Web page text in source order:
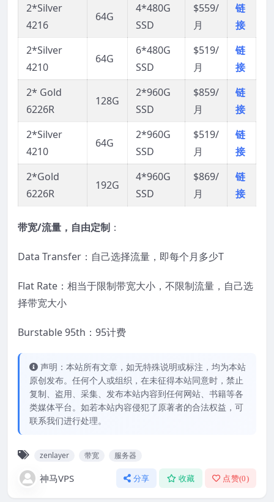
2*Silver
4216
64G
4*480G
SSD
$559/
月
链
接
2*Silver
4210
64G
6*480G
SSD
$519/
月
链
接
2* Gold
6226R
128G
2*960G
SSD
$859/
月
链
接
2*Silver
4210
64G
2*960G
SSD
$519/
月
链
接
2*Gold
6226R
192G
4*960G
SSD
$869/
月
链
接
带宽/流量，自由定制 ：
Data Transfer：自己选择流量，即每个月多少T
Flat Rate：相当于限制带宽大小，不限制流量，自己选
择带宽大小
Burstable 95th：95计费
声明：本站所有文章，如无特殊说明或标注，均为本站
原创发布。任何个人或组织，在未征得本站同意时，禁止
复制、盗用、采集、发布本站内容到任何网站、书籍等各
类媒体平台。如若本站内容侵犯了原著者的合法权益，可
联系我们进行处理。
zenlayer 带宽 服务器
神马VPS 分享 收藏 点赞(0)